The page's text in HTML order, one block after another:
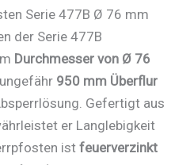
Serie 477B Ø 76 mm
der Serie 477B
Durchmesser von Ø 76
950 mm Überflur
Gefertigt aus
er Langlebigkeit
istfeuerverzinkt